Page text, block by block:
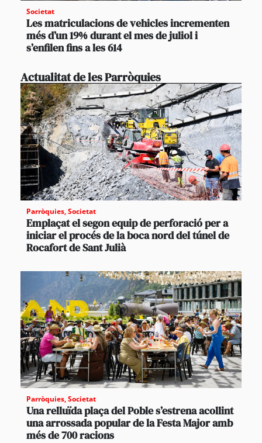
Societat
Les matriculacions de vehicles incrementen
més d’un 19% durant el mes de juliol i
s’enfilen fins a les 614
Actualitat de les Parròquies
Parròquies,Societat
Emplaçat el segon equip de perforació per a
iniciar el procés de la boca nord del túnel de
Rocafort de Sant Julià
Parròquies,Societat
Una relluïda plaça del Poble s’estrena acollint
una arrossada popular de la Festa Major amb
més de 700 racions